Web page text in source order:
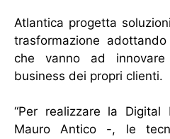
Atlantica progetta
trasformazione
che vanno ad
business dei propri clienti.
“Per realizzare la Digital
Mauro Antico -, le